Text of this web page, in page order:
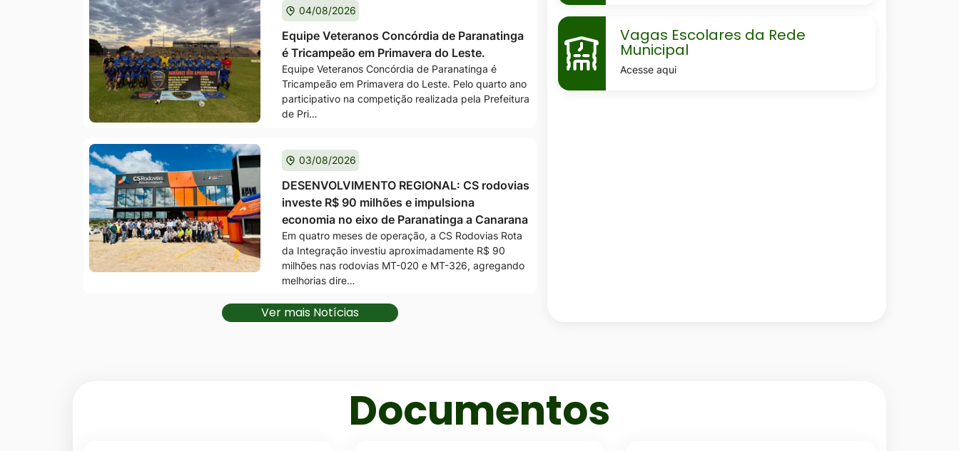
04/08/2026
Equipe Veteranos Concórdia de Paranatinga
é Tricampeão em Primavera do Leste.
Equipe Veteranos Concórdia de Paranatinga é
Tricampeão em Primavera do Leste. Pelo quarto ano
participativo na competição realizada pela Prefeitura
de Pri…
03/08/2026
DESENVOLVIMENTO REGIONAL: CS rodovias
investe R$ 90 milhões e impulsiona
economia no eixo de Paranatinga a Canarana
Em quatro meses de operação, a CS Rodovias Rota
da Integração investiu aproximadamente R$ 90
milhões nas rodovias MT-020 e MT-326, agregando
melhorias dire…
Ver mais Notícias
MaskVagas-
escolares-
da-
rede-
Vagas Escolares da Rede
Municipal
Acesse aqui
Documentos